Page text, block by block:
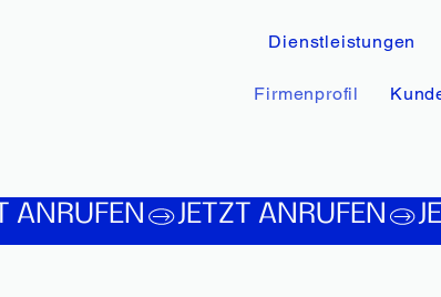
Dienstleistungen
Firmenprofil